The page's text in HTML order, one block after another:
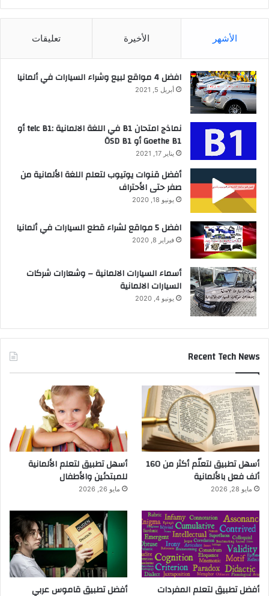
الأشهر الأخيرة تعليقات
افضل 4 مواقع لبيع وشراء السيارات في ألمانيا
أبريل 5, 2021
نماذج امتحان B1 في اللغة الالمانية :telc B1 أو
Goethe B1 أو ÖSD B1
يناير 17, 2021
أفضل قنوات يوتيوب لتعلم اللغة الألمانية من
صفر حتى الأحتراف
يونيو 18, 2020
افضل 5 مواقع لشراء قطع السيارات في ألمانيا
فبراير 8, 2020
أسماء السيارات الالمانية – وشعارات شركات
السيارات الالمانية
يونيو 4, 2020
Recent Tech News
أسهل تطبيق لتعلّم أكثر من 160
ألف فعل بالألمانية
مايو 28, 2026
أسهل تطبيق لتعلم الألمانية
للمبتدئين والأطفال
مايو 26, 2026
أفضل تطبيق لتعلم المفردات
أفضل تطبيق قاموس عربي